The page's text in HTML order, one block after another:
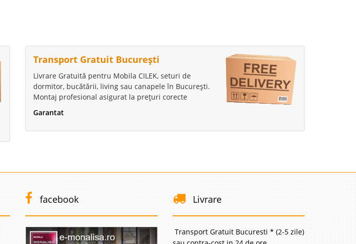
Transport Gratuit București
Livrare Gratuită pentru Mobila CILEK, seturi de
dormitor, bucătării, living sau canapele în București.
Montaj profesional asigurat la prețuri corecte
Garantat
facebook Livrare
Transport Gratuit Bucuresti * (2-5 zile)